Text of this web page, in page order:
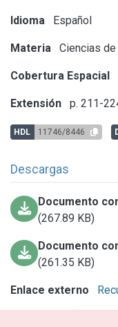
Idioma Español
Materia Ciencias
Cobertura Espacial
Extensión p. 211-
HDL 11746/8446
Descargas
Documento
(267.89 KB)
Documento
(261.35 KB)
Enlace externo